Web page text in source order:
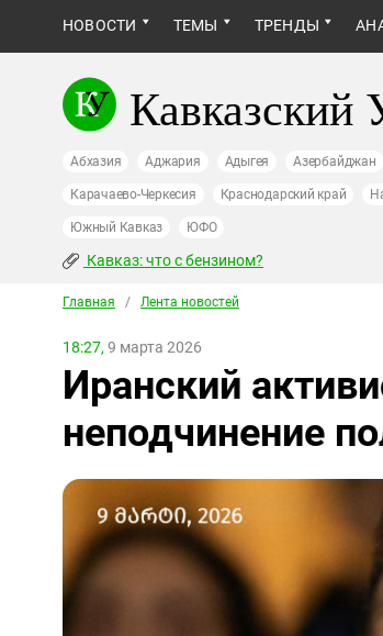
НОВОСТИ ТЕМЫ ТРЕНДЫ
Кавказский
Абхазия Аджария Адыгея Азербайджан
Карачаево-Черкесия Краснодарский край
Южный Кавказ ЮФО
Кавказ: что с бензином?
Главная / Лента новостей
18:27, 9 марта 2026
Иранский
неподчинение